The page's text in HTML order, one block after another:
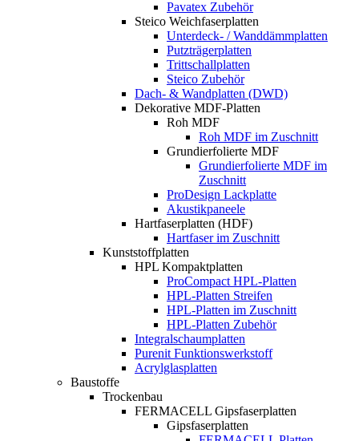
Pavatex Zubehör
Steico Weichfaserplatten
Unterdeck- / Wanddämmplatten
Putzträgerplatten
Trittschallplatten
Steico Zubehör
Dach- & Wandplatten (DWD)
Dekorative MDF-Platten
Roh MDF
Roh MDF im Zuschnitt
Grundierfolierte MDF
Grundierfolierte MDF im
Zuschnitt
ProDesign Lackplatte
Akustikpaneele
Hartfaserplatten (HDF)
Hartfaser im Zuschnitt
Kunststoffplatten
HPL Kompaktplatten
ProCompact HPL-Platten
HPL-Platten Streifen
HPL-Platten im Zuschnitt
HPL-Platten Zubehör
Integralschaumplatten
Purenit Funktionswerkstoff
Acrylglasplatten
Baustoffe
Trockenbau
FERMACELL Gipsfaserplatten
Gipsfaserplatten